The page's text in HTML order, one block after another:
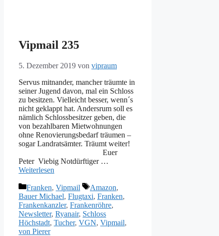
Vipmail 235
5. Dezember 2019 von vipraum
Servus mitnander, mancher träumte in
seiner Jugend davon, mal ein Schloss
zu besitzen. Vielleicht besser, wenn´s
nicht geklappt hat. Andersrum soll es
nämlich Schlossbesitzer geben, die
von bezahlbaren Mietwohnungen
ohne Renovierungsbedarf träumen –
sogar Landratsämter. Träumt weiter!
Euer
Peter Viebig Notdürftiger …
Weiterlesen
Kategorien
Franken, Vipmail Schlagwörter
Amazon,
Bauer Michael, Flugtaxi, Franken,
Frankenkanzler, Frankenröhre,
Newsletter, Ryanair, Schloss
Höchstadt, Tucher, VGN, Vipmail,
von Pierer